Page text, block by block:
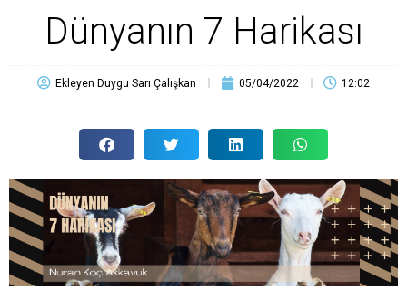
Dünyanın 7 Harikası
Ekleyen Duygu Sarı Çalışkan 05/04/2022 12:02